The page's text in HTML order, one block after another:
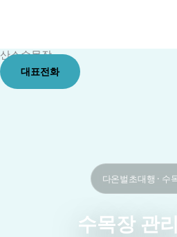
로
건
산소수목장
대표전화
다온벌초대행 · 수
수목장 관